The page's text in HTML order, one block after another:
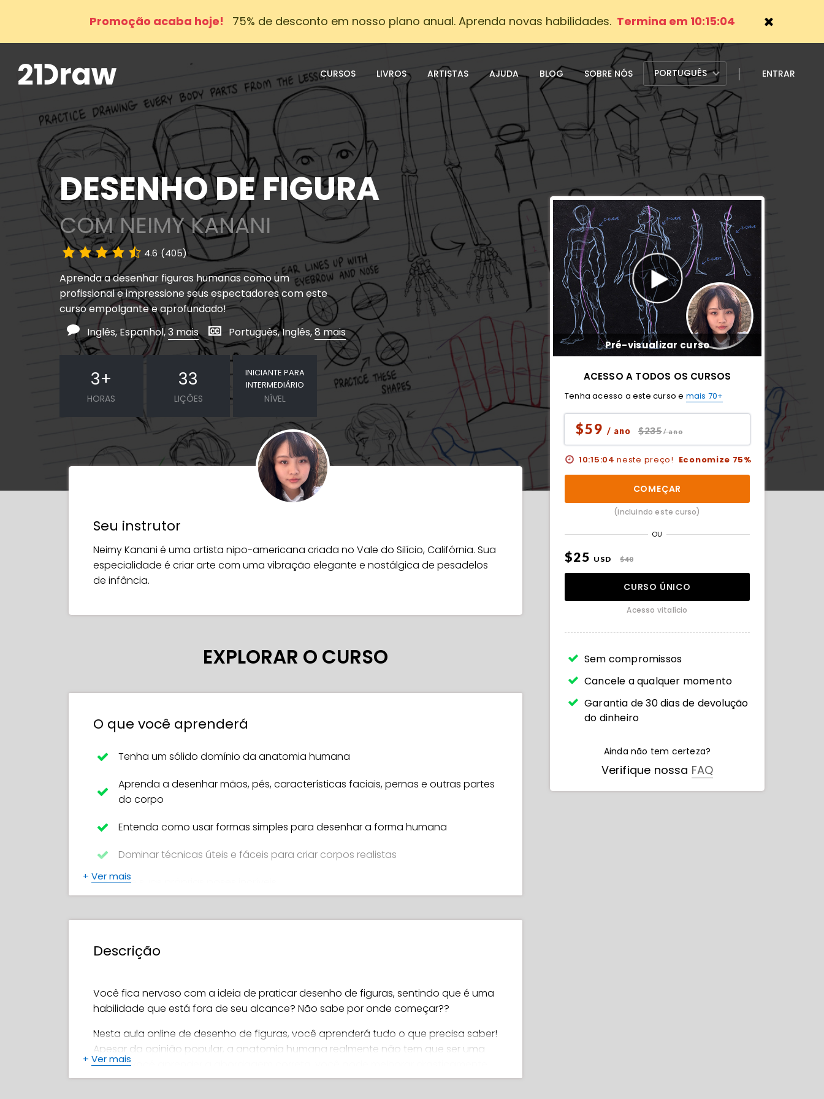
Promoção acaba hoje! 75% de desconto em nosso plano anual. Aprenda novas habilidades. Termina em 10:15:03
CURSOS LIVROS ARTISTAS AJUDA BLOG SOBRE NÓS PORTUGUÊS ENTRAR
DESENHO DE FIGURA
COM NEIMY KANANI
4.6 (405)
Aprenda a desenhar figuras humanas como um
profissional e impressione seus espectadores com este
curso empolgante e aprofundado!
Inglês, Espanhol,3 mais Português, Inglês,8 mais
3+
HORAS
33
LIÇÕES
INICIANTE PARA
INTERMEDIÁRIO
NÍVEL
Seu instrutor
Neimy Kanani é uma artista nipo-americana criada no Vale do Silício, Califórnia. Sua
especialidade é criar arte com uma vibração elegante e nostálgica de pesadelos
de infância.
EXPLORAR O CURSO
O que você aprenderá
Tenha um sólido domínio da anatomia humana
Aprenda a desenhar mãos, pés, características faciais, pernas e outras partes
do corpo
Entenda como usar formas simples para desenhar a forma humana
Dominar técnicas úteis e fáceis para criar corpos realistas
Crie suas próprias poses incríveis
Junte tudo isso para criar suas próprias belas ilustrações
+ Ver mais
Descrição
Você fica nervoso com a ideia de praticar desenho de figuras, sentindo que é uma
habilidade que está fora de seu alcance? Não sabe por onde começar??
Nesta aula online de desenho de figuras, você aprenderá tudo o que precisa saber!
Apesar da opinião popular, a anatomia humana realmente não tem que ser uma
luta! Se você aprender a abordagem correta, você pode melhorar drasticamente
suas habilidades sem todas as dores de cabeça e frustrações.
+ Ver mais
Pré-visualizar curso
ACESSO A TODOS OS CURSOS
Tenha acesso a este curso e mais 70+
$59 / ano $235/ ano
10:15:03 neste preço! Economize 75%
COMEÇAR
(incluindo este curso)
OU
$25 USD $40
CURSO ÚNICO
Acesso vitalício
Sem compromissos
Cancele a qualquer momento
Garantia de 30 dias de devolução
do dinheiro
Ainda não tem certeza?
Verifique nossa FAQ